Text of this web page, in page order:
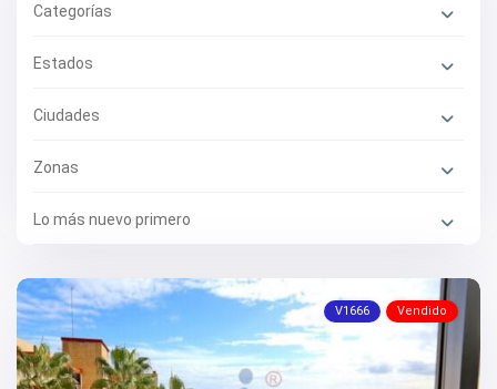
Categorías
Estados
Ciudades
Zonas
Lo más nuevo primero
V1666 Vendido